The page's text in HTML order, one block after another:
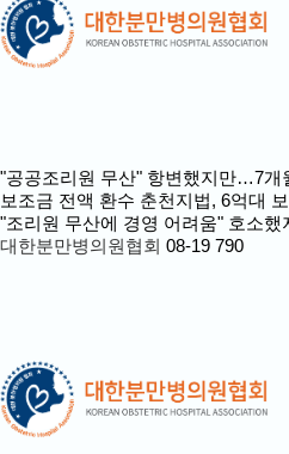
"공공조리원 무산" 항변했지만…7개
보조금 전액 환수 춘천지법, 6억대
"조리원 무산에 경영 어려움" 호소했
대한분만병의원협회 08-19 790